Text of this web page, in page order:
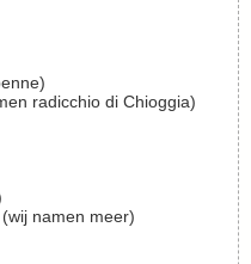
radicchio di Chioggia)
namen meer)